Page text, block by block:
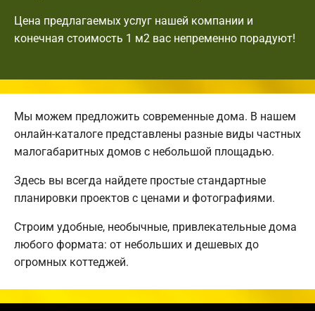
Цена предлагаемых услуг нашей компании и
конечная стоимость 1 м2 вас непременно порадуют!
Мы можем предложить современные дома. В нашем
онлайн-каталоге представлены разные виды частных
малогабаритных домов с небольшой площадью.
Здесь вы всегда найдете простые стандартные
планировки проектов с ценами и фотографиями.
Строим удобные, необычные, привлекательные дома
любого формата: от небольших и дешевых до
огромных коттеджей.